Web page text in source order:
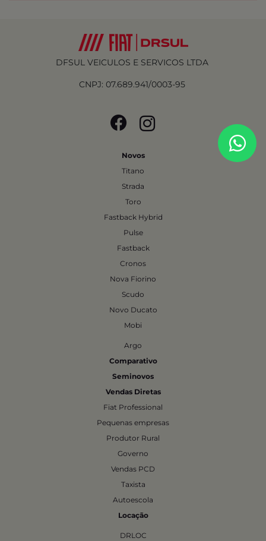
DFSUL VEICULOS E SERVICOS LTDA
CNPJ: 07.689.941/0003-95
Novos
Titano
Strada
Toro
Fastback Hybrid
Pulse
Fastback
Cronos
Nova Fiorino
Scudo
Novo Ducato
Mobi
Argo
Comparativo
Seminovos
Vendas Diretas
Fiat Professional
Pequenas empresas
Produtor Rural
Governo
Vendas PCD
Taxista
Autoescola
Locação
DRLOC